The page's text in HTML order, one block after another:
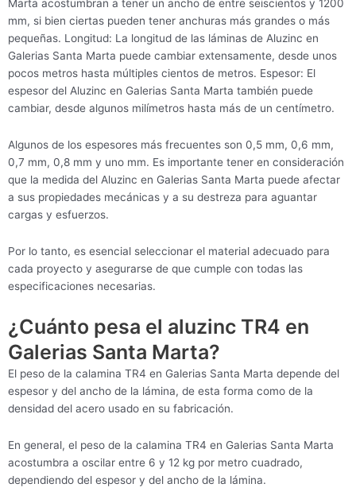
Marta acostumbran a tener un ancho de entre seiscientos y 1200
mm, si bien ciertas pueden tener anchuras más grandes o más
pequeñas. Longitud: La longitud de las láminas de Aluzinc en
Galerias Santa Marta puede cambiar extensamente, desde unos
pocos metros hasta múltiples cientos de metros. Espesor: El
espesor del Aluzinc en Galerias Santa Marta también puede
cambiar, desde algunos milímetros hasta más de un centímetro.
Algunos de los espesores más frecuentes son 0,5 mm, 0,6 mm,
0,7 mm, 0,8 mm y uno mm. Es importante tener en consideración
que la medida del Aluzinc en Galerias Santa Marta puede afectar
a sus propiedades mecánicas y a su destreza para aguantar
cargas y esfuerzos.
Por lo tanto, es esencial seleccionar el material adecuado para
cada proyecto y asegurarse de que cumple con todas las
especificaciones necesarias.
¿Cuánto pesa el aluzinc TR4 en
Galerias Santa Marta?
El peso de la calamina TR4 en Galerias Santa Marta depende del
espesor y del ancho de la lámina, de esta forma como de la
densidad del acero usado en su fabricación.
En general, el peso de la calamina TR4 en Galerias Santa Marta
acostumbra a oscilar entre 6 y 12 kg por metro cuadrado,
dependiendo del espesor y del ancho de la lámina.